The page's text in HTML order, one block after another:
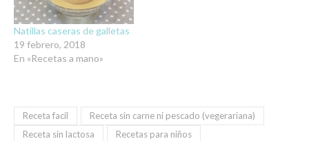
Natillas caseras de galletas
19 febrero, 2018
En «Recetas a mano»
Receta facil
Receta sin carne ni pescado (vegerariana)
Receta sin lactosa
Recetas para niños